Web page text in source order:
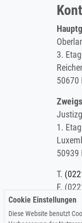
3.
50670
1.
50939
T.
F.
E.
Cookie Einstellungen
Diese Website benutzt